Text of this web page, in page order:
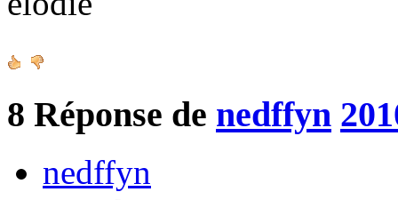
8 Réponse de nedffyn
nedffyn